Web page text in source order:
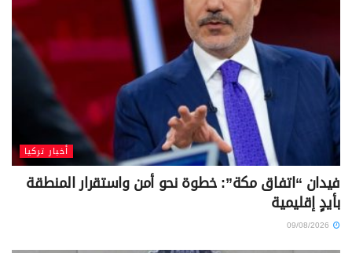
أخبار تركيا
فيدان “اتفاق مكة”: خطوة نحو أمن واستقرار المنطقة
بأيدٍ إقليمية